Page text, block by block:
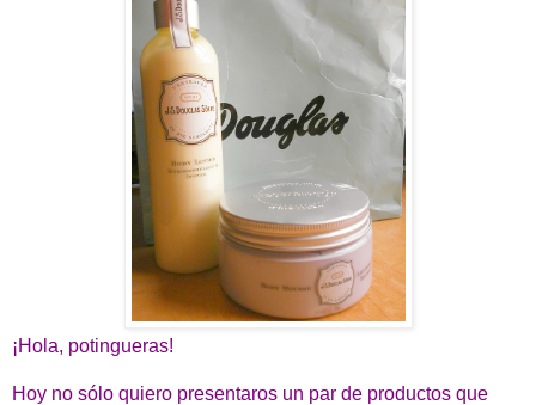
¡Hola, potingueras!
Hoy no sólo quiero presentaros un par de productos que